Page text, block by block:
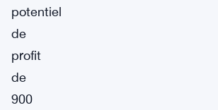
potentiel
de
profit
de
900